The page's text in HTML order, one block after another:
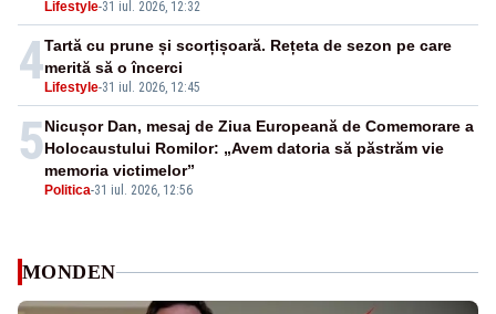
Lifestyle-31 iul. 2026, 12:32
4 Lifestyle-31 iul. 2026, 12:45
Tartă cu prune și scorțișoară. Rețeta de sezon pe care
merită să o încerci
5
Politica-31 iul. 2026, 12:56
Nicușor Dan, mesaj de Ziua Europeană de Comemorare a
Holocaustului Romilor: „Avem datoria să păstrăm vie
memoria victimelor”
MONDEN